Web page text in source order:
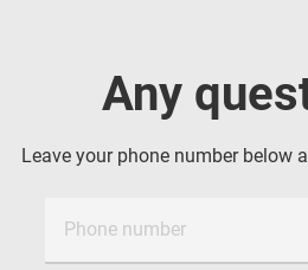
Any
Leave your phone number below
Phone number